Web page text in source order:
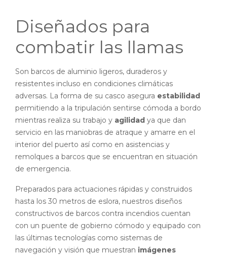
Diseñados para
combatir las llamas
Son barcos de aluminio ligeros, duraderos y
resistentes incluso en condiciones climáticas
adversas. La forma de su casco asegura estabilidad
permitiendo a la tripulación sentirse cómoda a bordo
mientras realiza su trabajo y agilidad ya que dan
servicio en las maniobras de atraque y amarre en el
interior del puerto así como en asistencias y
remolques a barcos que se encuentran en situación
de emergencia.
Preparados para actuaciones rápidas y construidos
hasta los 30 metros de eslora, nuestros diseños
constructivos de barcos contra incendios cuentan
con un puente de gobierno cómodo y equipado con
las últimas tecnologías como sistemas de
navegación y visión que muestran imágenes